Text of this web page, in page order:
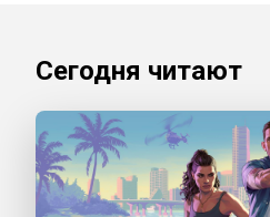
Сегодня читают